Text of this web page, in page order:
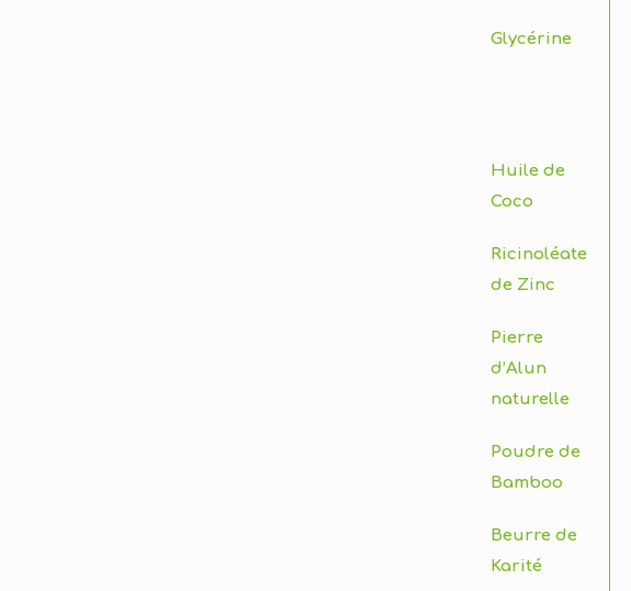
Glycérine
Huile de
Coco
Ricinoléate
de Zinc
Pierre
d’Alun
naturelle
Poudre de
Bamboo
Beurre de
Karité